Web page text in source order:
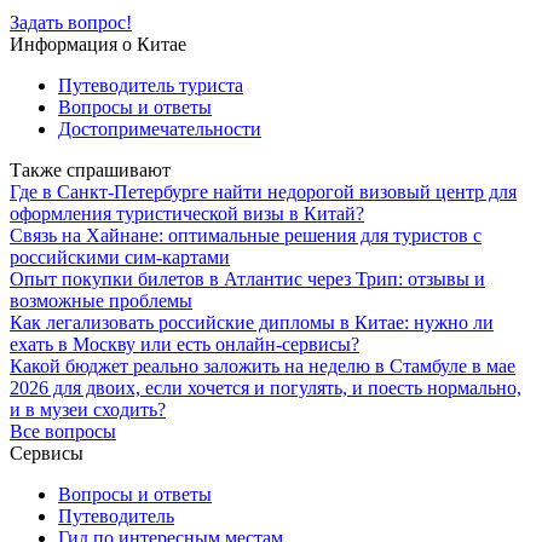
Задать вопрос!
Информация о Китае
Путеводитель туриста
Вопросы и ответы
Достопримечательности
Также спрашивают
Где в Санкт-Петербурге найти недорогой визовый центр для
оформления туристической визы в Китай?
Связь на Хайнане: оптимальные решения для туристов с
российскими сим-картами
Опыт покупки билетов в Атлантис через Трип: отзывы и
возможные проблемы
Как легализовать российские дипломы в Китае: нужно ли
ехать в Москву или есть онлайн-сервисы?
Какой бюджет реально заложить на неделю в Стамбуле в мае
2026 для двоих, если хочется и погулять, и поесть нормально,
и в музеи сходить?
Все вопросы
Сервисы
Вопросы и ответы
Путеводитель
Гид по интересным местам